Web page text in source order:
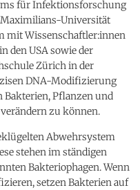
für Infektionsforschung
Universität
mit Wissenschaftler:innen
den USA sowie der
Zürich in der
DNA-Modifizierung
Bakterien, Pflanzen und
zu können.
Abwehrsystem
stehen im ständigen
Bakteriophagen. Wenn
setzen Bakterien auf